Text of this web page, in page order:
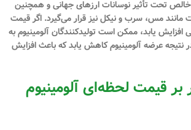
تحت تأثیر نوسانات ارزهای جهانی و همچنین
مانند مس، سرب و نیکل نیز قرار می‌گیرد. اگر قیمت
یابد، ممکن است تولیدکنندگان آلومینیوم به
نتیجه عرضه آلومینیوم کاهش یابد که باعث افزایش
بر قیمت لحظه‌ای آلومینیوم